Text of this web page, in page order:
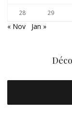
28 29
« Nov Jan »